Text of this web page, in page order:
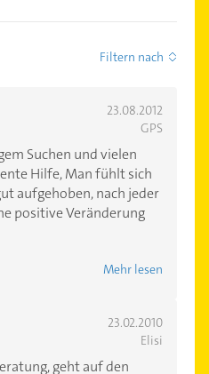
Filtern nach
23.08.2012
GPS
Suchen und vielen
Hilfe, Man fühlt sich
aufgehoben, nach jeder
positive Veränderung
Mehr lesen
23.02.2010
Elisi
geht auf den